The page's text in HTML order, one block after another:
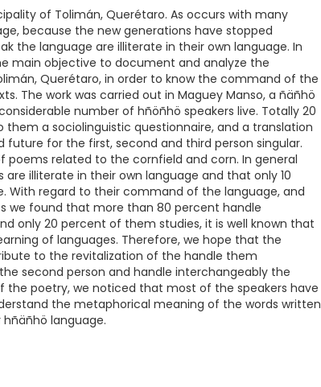
of Tolimán, Querétaro. As occurs with many
because the new generations have stopped
the language are illiterate in their own language. In
main objective to document and analyze the
Querétaro, in order to know the command of the
The work was carried out in Maguey Manso, a ñäñhö
number of hñöñhö speakers live. Totally 20
a sociolinguistic questionnaire, and a translation
for the first, second and third person singular.
poems related to the cornfield and corn. In general
illiterate in their own language and that only 10
regard to their command of the language, and
we found that more than 80 percent handle
only 20 percent of them studies, it is well known that
of languages. Therefore, we hope that the
to the revitalization of the handle them
second person and handle interchangeably the
poetry, we noticed that most of the speakers have
the metaphorical meaning of the words written
language.